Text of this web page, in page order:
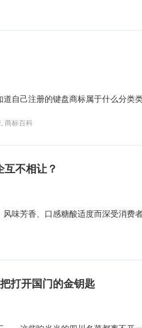
自己注册的键盘商标属于什么分
商标百科
不相让？
味芳香、口感糖酸适度而深受消
打开国门的金钥匙